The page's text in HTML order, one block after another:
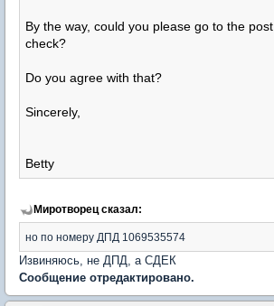
By the way, could you please go to the
check?
Do you agree with that?
Sincerely,
Betty
Миротворец сказал:
но по номеру ДПД 1069535574
Извиняюсь, не ДПД, а СДЕК
Сообщение отредактировано.